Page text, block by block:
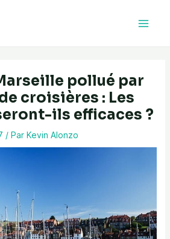
pollué par
croisières : Les
ils efficaces ?
/ Par Kevin Alonzo